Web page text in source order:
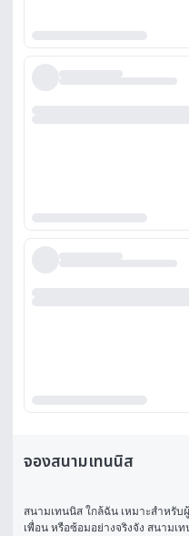
จองสนามเทนนิส
สนามเทนนิส ใกล้ฉัน เหมาะสำหรับ
เพื่อน หรือซ้อมอย่างจริงจัง สนาม